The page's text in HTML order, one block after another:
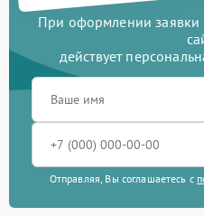
При оформлении заявки
действует
Отправляя, Вы соглашаетесь с